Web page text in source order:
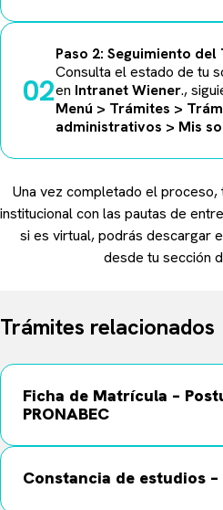
02
Paso 2: Seguimiento
Consulta el estado de tu
en Intranet Wiener.,
Menú > Trámites >
administrativos > Mis
Una vez completado el
institucional con las pautas de
si es virtual, podrás descargar
desde tu sección
Trámites relacionados
Ficha de Matrícula –
PRONABEC
Constancia de estudios –